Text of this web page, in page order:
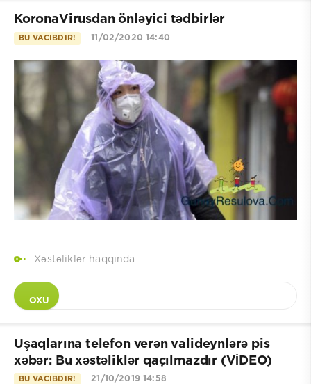
KoronaVirusdan önləyici tədbirlər
BU VACIBDIR! 11/02/2020 14:40
Xəstəliklər haqqında
OXU
Uşaqlarına telefon verən valideynlərə pis
xəbər: Bu xəstəliklər qaçılmazdır (VİDEO)
BU VACIBDIR! 21/10/2019 14:58